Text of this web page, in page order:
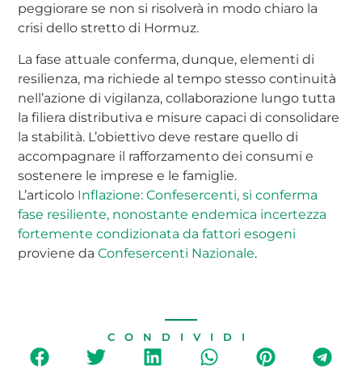
peggiorare se non si risolverà in modo chiaro la
crisi dello stretto di Hormuz.
La fase attuale conferma, dunque, elementi di
resilienza, ma richiede al tempo stesso continuità
nell’azione di vigilanza, collaborazione lungo tutta
la filiera distributiva e misure capaci di consolidare
la stabilità. L’obiettivo deve restare quello di
accompagnare il rafforzamento dei consumi e
sostenere le imprese e le famiglie.
L’articolo Inflazione: Confesercenti, si conferma
fase resiliente, nonostante endemica incertezza
fortemente condizionata da fattori esogeni
proviene daConfesercenti Nazionale.
CONDIVIDI